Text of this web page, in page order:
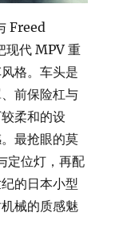
Freed
现代 MPV 重
格。车头是
前保险杠与
柔和的设
最抢眼的莫
定位灯，再配
的日本小型
械的质感魅